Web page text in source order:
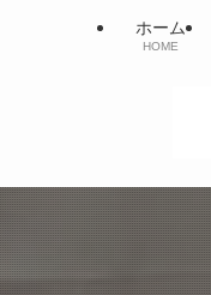
ホーム
HOME